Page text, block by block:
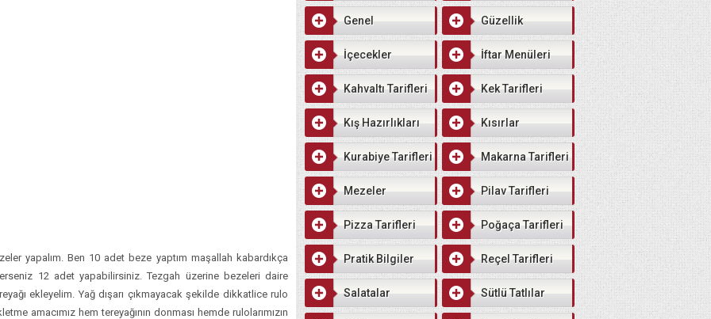
yapalım. Ben 10 adet beze yaptım maşallah kabardıkça
12 adet yapabilirsiniz. Tezgah üzerine bezeleri daire
ekleyelim. Yağ dışarı çıkmayacak şekilde dikkatlice rulo
amacımız hem tereyağının donması hemde rulolarımızın
Genel Güzellik
İçecekler İftar Menüleri
Kahvaltı Tarifleri Kek Tarifleri
Kış Hazırlıkları Kısırlar
Kurabiye Tarifleri Makarna Tarifleri
Mezeler Pilav Tarifleri
Pizza Tarifleri Poğaça Tarifleri
Pratik Bilgiler Reçel Tarifleri
Salatalar Sütlü Tatlılar